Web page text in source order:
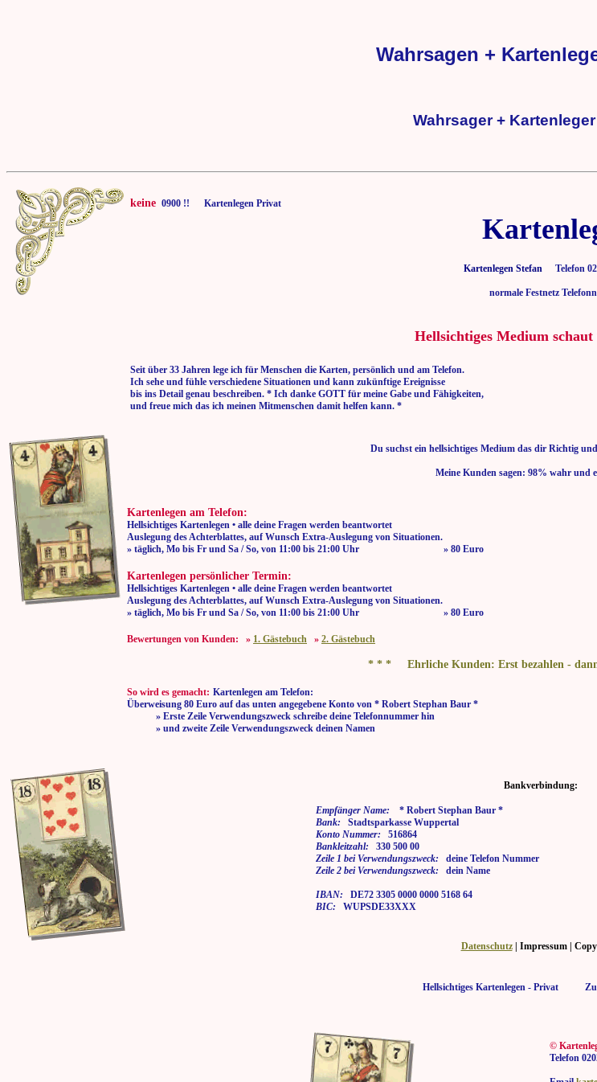
Wahrsagen +
Wahrsager +
keine 0900 !! Kartenlegen Privat
Kartenlegen Stefan Telefon
normale Festnetz
Hellsichtiges Medium
Seit über 33 Jahren lege ich für Menschen die Karten, persönlich und am Telefon.
Ich sehe und fühle verschiedene Situationen und kann zukünftige Ereignisse
bis ins Detail genau beschreiben. * Ich danke GOTT für meine Gabe und Fähigkeiten,
und freue mich das ich meinen Mitmenschen damit helfen kann. *
Du suchst ein hellsichtiges Medium das dir Richtig
Meine Kunden sagen: 98% wahr und
Kartenlegen am Telefon:
Hellsichtiges Kartenlegen • alle deine Fragen werden beantwortet
Auslegung des Achterblattes, auf Wunsch Extra-Auslegung von Situationen.
» täglich, Mo bis Fr und Sa / So, von 11:00 bis 21:00 Uhr » 80 Euro
Kartenlegen persönlicher Termin:
Hellsichtiges Kartenlegen • alle deine Fragen werden beantwortet
Auslegung des Achterblattes, auf Wunsch Extra-Auslegung von Situationen.
» täglich, Mo bis Fr und Sa / So, von 11:00 bis 21:00 Uhr » 80 Euro
Bewertungen von Kunden: » 1. Gästebuch » 2. Gästebuch
* * * Ehrliche Kunden: Erst bezahlen -
So wird es gemacht: Kartenlegen am Telefon:
Überweisung 80 Euro auf das unten angegebene Konto von * Robert Stephan Baur *
» Erste Zeile Verwendungszweck schreibe deine Telefonnummer hin
» und zweite Zeile Verwendungszweck deinen Namen
Bankverbindung:
Empfänger Name: * Robert Stephan Baur *
Bank: Stadtsparkasse Wuppertal
Konto Nummer: 516864
Bankleitzahl: 330 500 00
Zeile 1 bei Verwendungszweck: deine Telefon Nummer
Zeile 2 bei Verwendungszweck: dein Name
IBAN: DE72 3305 0000 0000 5168 64
BIC: WUPSDE33XXX
Datenschutz| Impressum |
Hellsichtiges Kartenlegen - Privat
©
Telefon